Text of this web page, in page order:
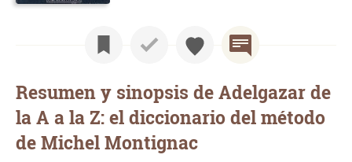
Resumen y sinopsis de Adelgazar de
la A a la Z: el diccionario del método
de Michel Montignac